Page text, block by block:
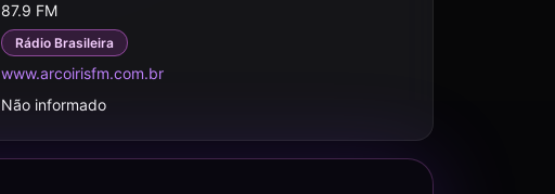
87.9 FM
Rádio Brasileira
www.arcoirisfm.com.br
Não informado